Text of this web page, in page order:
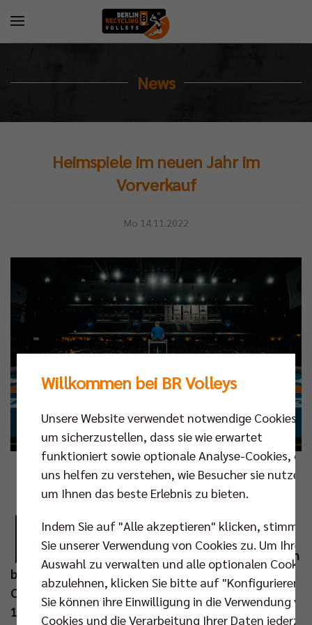
News
Heimspiele im neuen Jahr im
Vorverkauf
Mo 14.11.2022
Foto: Colin Darbyshire
L Heimspiel-Programm für den Start der BR
Volleys ins Jahr 2023. Nachdem die Berliner in
bisher vier Auftritten vor eigenem Publikum den
Court viermal als Sieger verließen und dabei rund
18.000 Zuschauer begeisterten, darf es so bis zum
Willkommen bei BR Volleys
Unsere Website verwendet notwendige Cookies,
um sicherzustellen, dass sie wie erwartet
funktioniert sowie optionale Analyse-Cookies, die
uns helfen zu verstehen, wie Besucher sie nutzen,
um Ihnen das beste Erlebnis zu bieten.
Indem Sie auf "Alle akzeptieren" klicken, stimmen
Sie unserer Verwendung von Cookies zu. Um Ihre
Auswahl zu verwalten und alle optionalen Cookies
abzulehnen, klicken Sie bitte auf "Konfigurieren".
Sie können ihre Einwilligung in die Verwendung
Cookies und die Verarbeitung Ihrer Daten